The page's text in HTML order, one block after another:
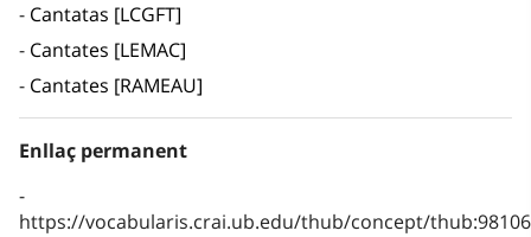
Cantatas [LCGFT]
Cantates [LEMAC]
Cantates [RAMEAU]
Enllaç permanent
https://vocabularis.crai.ub.edu/thub/concept/